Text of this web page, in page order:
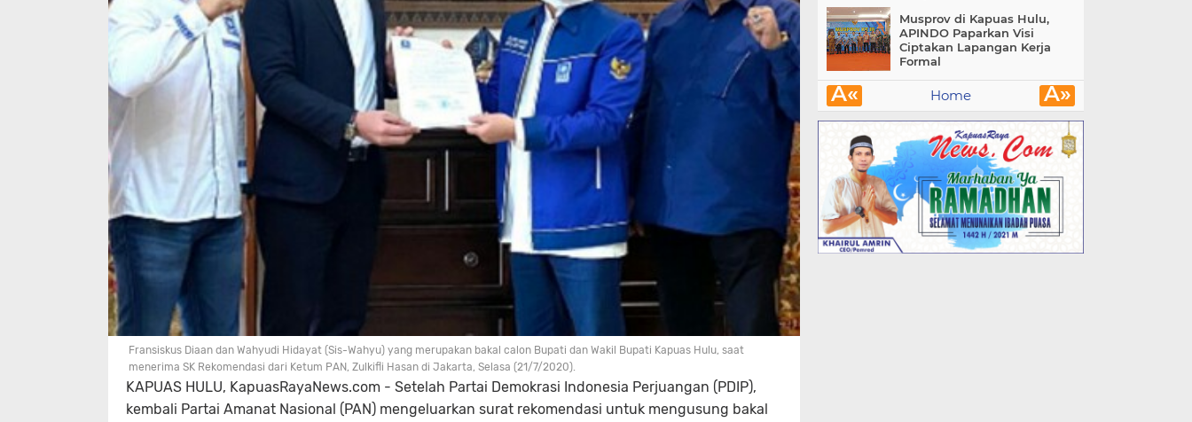
Fransiskus Diaan dan Wahyudi Hidayat (Sis-Wahyu) yang merupakan bakal calon Bupati dan Wakil Bupati Kapuas Hulu, saat
menerima SK Rekomendasi dari Ketum PAN, Zulkifli Hasan di Jakarta, Selasa (21/7/2020).
KAPUAS HULU, KapuasRayaNews.com - Setelah Partai Demokrasi Indonesia Perjuangan (PDIP),
kembali Partai Amanat Nasional (PAN) mengeluarkan surat rekomendasi untuk mengusung bakal
Musprov di Kapuas Hulu,
APINDO Paparkan Visi
Ciptakan Lapangan Kerja
Formal
Â« Â»
Home